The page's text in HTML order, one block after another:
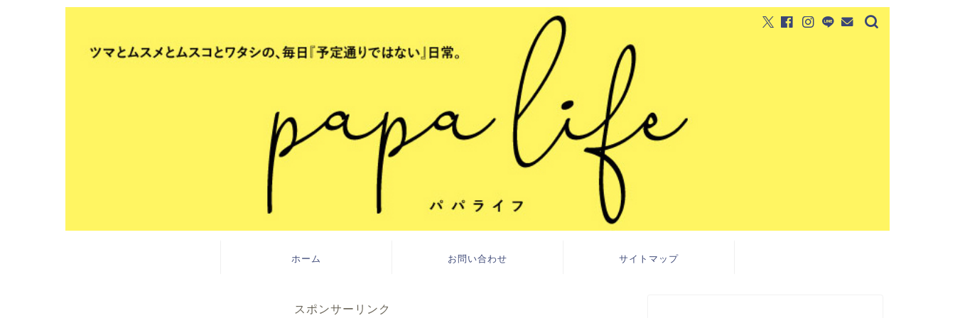
ホーム お問い合わせ サイトマップ
スポンサーリンク